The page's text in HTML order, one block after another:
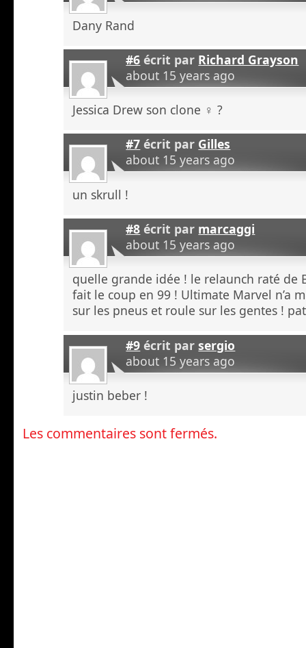
Dany Rand
#6 écrit par Richard Grayson
about 15 years ago
Jessica Drew son clone ♀ ?
#7 écrit par Gilles
about 15 years ago
un skrull !
#8 écrit par marcaggi
about 15 years ago
quelle grande idée ! le relaunch raté de
fait le coup en 99 ! Ultimate Marvel n’a
sur les pneus et roule sur les gentes !
#9 écrit parsergio
about 15 years ago
justin beber !
Les commentaires sont fermés.